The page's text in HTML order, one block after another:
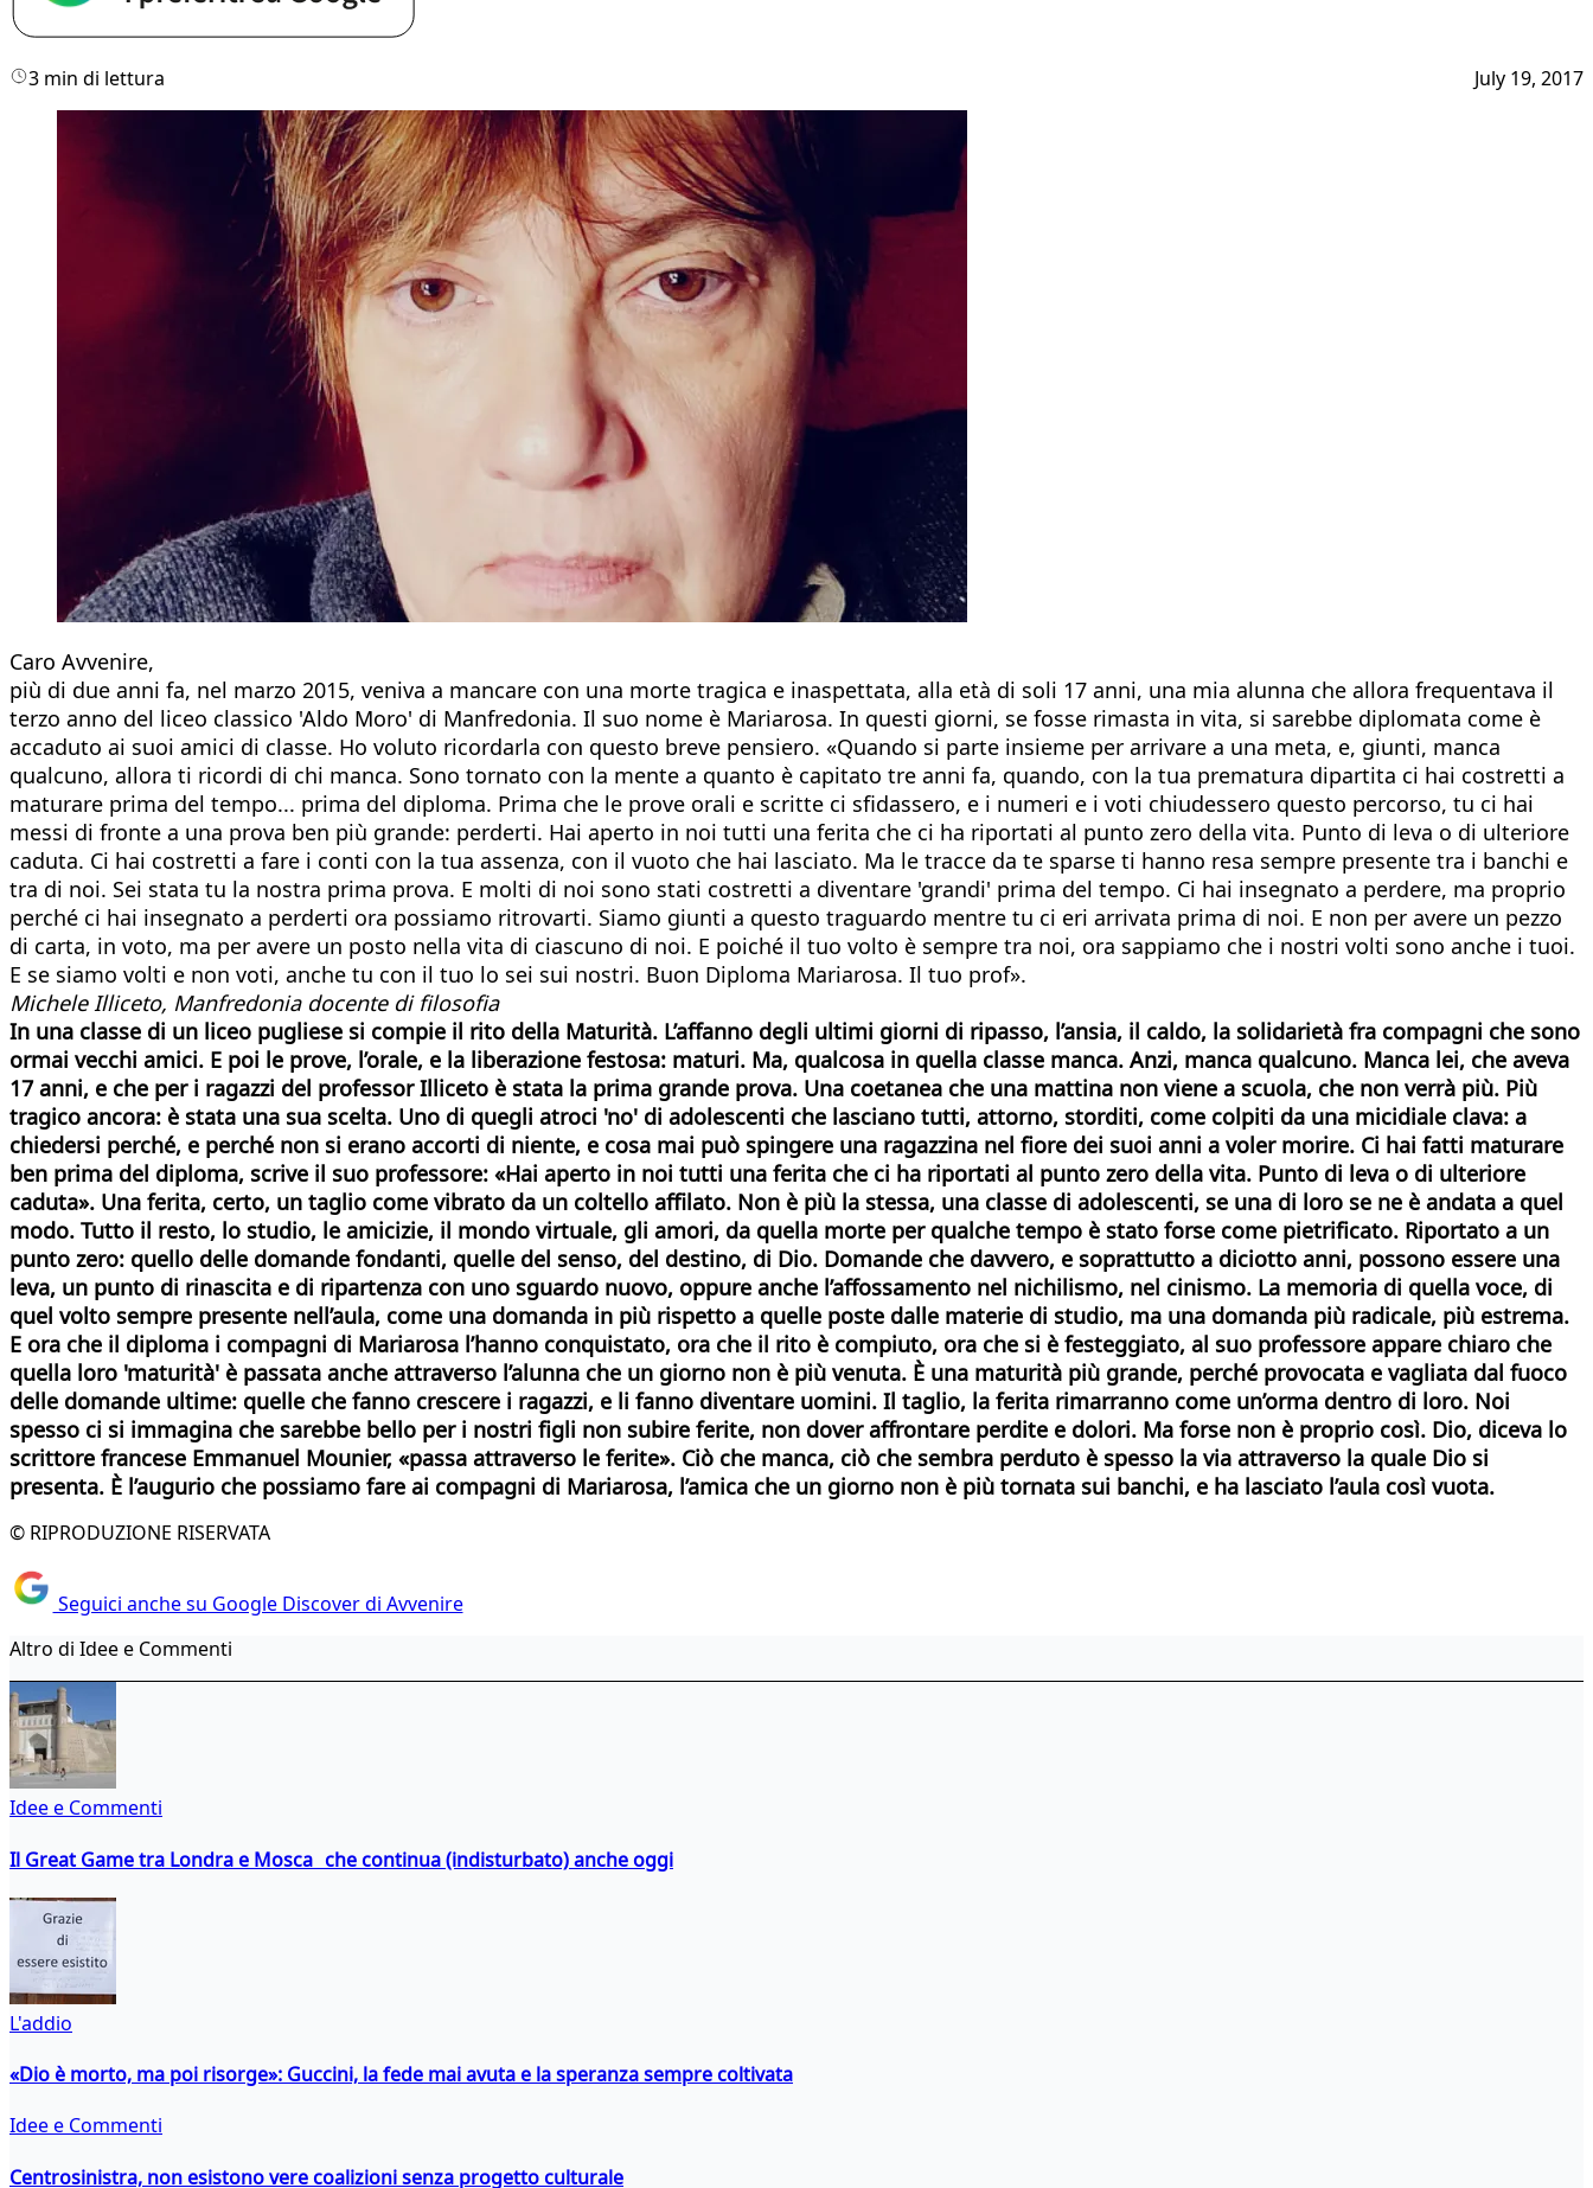
3 min di lettura July 19, 2017
Caro Avvenire,
più di due anni fa, nel marzo 2015, veniva a mancare con una morte tragica e inaspettata, alla età di soli 17 anni, una mia alunna che allora frequentava il
terzo anno del liceo classico 'Aldo Moro' di Manfredonia. Il suo nome è Mariarosa. In questi giorni, se fosse rimasta in vita, si sarebbe diplomata come è
accaduto ai suoi amici di classe. Ho voluto ricordarla con questo breve pensiero. «Quando si parte insieme per arrivare a una meta, e, giunti, manca
qualcuno, allora ti ricordi di chi manca. Sono tornato con la mente a quanto è capitato tre anni fa, quando, con la tua prematura dipartita ci hai costretti a
maturare prima del tempo... prima del diploma. Prima che le prove orali e scritte ci sfidassero, e i numeri e i voti chiudessero questo percorso, tu ci hai
messi di fronte a una prova ben più grande: perderti. Hai aperto in noi tutti una ferita che ci ha riportati al punto zero della vita. Punto di leva o di ulteriore
caduta. Ci hai costretti a fare i conti con la tua assenza, con il vuoto che hai lasciato. Ma le tracce da te sparse ti hanno resa sempre presente tra i banchi e
tra di noi. Sei stata tu la nostra prima prova. E molti di noi sono stati costretti a diventare 'grandi' prima del tempo. Ci hai insegnato a perdere, ma proprio
perché ci hai insegnato a perderti ora possiamo ritrovarti. Siamo giunti a questo traguardo mentre tu ci eri arrivata prima di noi. E non per avere un pezzo
di carta, in voto, ma per avere un posto nella vita di ciascuno di noi. E poiché il tuo volto è sempre tra noi, ora sappiamo che i nostri volti sono anche i tuoi.
E se siamo volti e non voti, anche tu con il tuo lo sei sui nostri. Buon Diploma Mariarosa. Il tuo prof».
Michele Illiceto, Manfredonia docente di filosofia
In una classe di un liceo pugliese si compie il rito della Maturità. L’affanno degli ultimi giorni di ripasso, l’ansia, il caldo, la solidarietà fra compagni che sono
ormai vecchi amici. E poi le prove, l’orale, e la liberazione festosa: maturi. Ma, qualcosa in quella classe manca. Anzi, manca qualcuno. Manca lei, che aveva
17 anni, e che per i ragazzi del professor Illiceto è stata la prima grande prova. Una coetanea che una mattina non viene a scuola, che non verrà più. Più
tragico ancora: è stata una sua scelta. Uno di quegli atroci 'no' di adolescenti che lasciano tutti, attorno, storditi, come colpiti da una micidiale clava: a
chiedersi perché, e perché non si erano accorti di niente, e cosa mai può spingere una ragazzina nel fiore dei suoi anni a voler morire. Ci hai fatti maturare
ben prima del diploma, scrive il suo professore: «Hai aperto in noi tutti una ferita che ci ha riportati al punto zero della vita. Punto di leva o di ulteriore
caduta». Una ferita, certo, un taglio come vibrato da un coltello affilato. Non è più la stessa, una classe di adolescenti, se una di loro se ne è andata a quel
modo. Tutto il resto, lo studio, le amicizie, il mondo virtuale, gli amori, da quella morte per qualche tempo è stato forse come pietrificato. Riportato a un
punto zero: quello delle domande fondanti, quelle del senso, del destino, di Dio. Domande che davvero, e soprattutto a diciotto anni, possono essere una
leva, un punto di rinascita e di ripartenza con uno sguardo nuovo, oppure anche l’affossamento nel nichilismo, nel cinismo. La memoria di quella voce, di
quel volto sempre presente nell’aula, come una domanda in più rispetto a quelle poste dalle materie di studio, ma una domanda più radicale, più estrema.
E ora che il diploma i compagni di Mariarosa l’hanno conquistato, ora che il rito è compiuto, ora che si è festeggiato, al suo professore appare chiaro che
quella loro 'maturità' è passata anche attraverso l’alunna che un giorno non è più venuta. È una maturità più grande, perché provocata e vagliata dal fuoco
delle domande ultime: quelle che fanno crescere i ragazzi, e li fanno diventare uomini. Il taglio, la ferita rimarranno come un’orma dentro di loro. Noi
spesso ci si immagina che sarebbe bello per i nostri figli non subire ferite, non dover affrontare perdite e dolori. Ma forse non è proprio così. Dio, diceva lo
scrittore francese Emmanuel Mounier, «passa attraverso le ferite». Ciò che manca, ciò che sembra perduto è spesso la via attraverso la quale Dio si
presenta. È l’augurio che possiamo fare ai compagni di Mariarosa, l’amica che un giorno non è più tornata sui banchi, e ha lasciato l’aula così vuota.
© RIPRODUZIONE RISERVATA
Seguici anche su Google Discover di Avvenire
Altro di Idee e Commenti
Idee e Commenti
Il Great Game tra Londra e Mosca che continua (indisturbato) anche oggi
L'addio
«Dio è morto, ma poi risorge»: Guccini, la fede mai avuta e la speranza sempre coltivata
Idee e Commenti
Centrosinistra, non esistono vere coalizioni senza progetto culturale